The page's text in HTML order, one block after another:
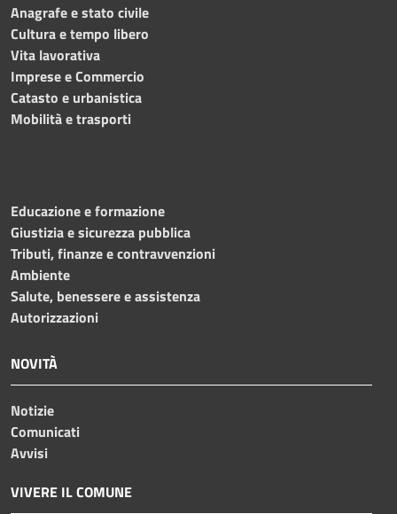
Anagrafe e stato civile
Cultura e tempo libero
Vita lavorativa
Imprese e Commercio
Catasto e urbanistica
Mobilità e trasporti
Educazione e formazione
Giustizia e sicurezza pubblica
Tributi, finanze e contravvenzioni
Ambiente
Salute, benessere e assistenza
Autorizzazioni
NOVITÀ
Notizie
Comunicati
Avvisi
VIVERE IL COMUNE